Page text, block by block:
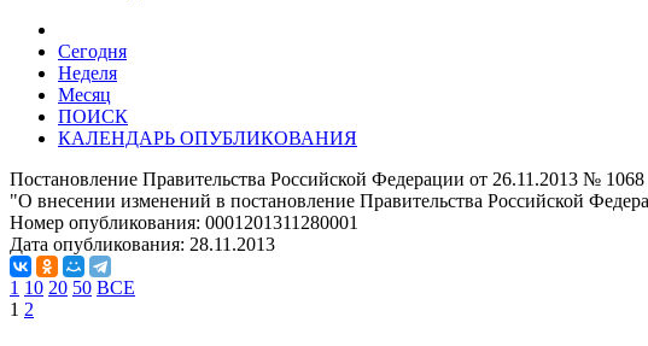
Сегодня
Неделя
Месяц
ПОИСК
КАЛЕНДАРЬ ОПУБЛИКОВАНИЯ
Постановление Правительства Российской Федерации от 26.11.2013 № 1068
"О внесении изменений в постановление Правительства Российской
Номер опубликования: 0001201311280001
Дата опубликования: 28.11.2013
1 10 20 50 ВСЕ
1 2